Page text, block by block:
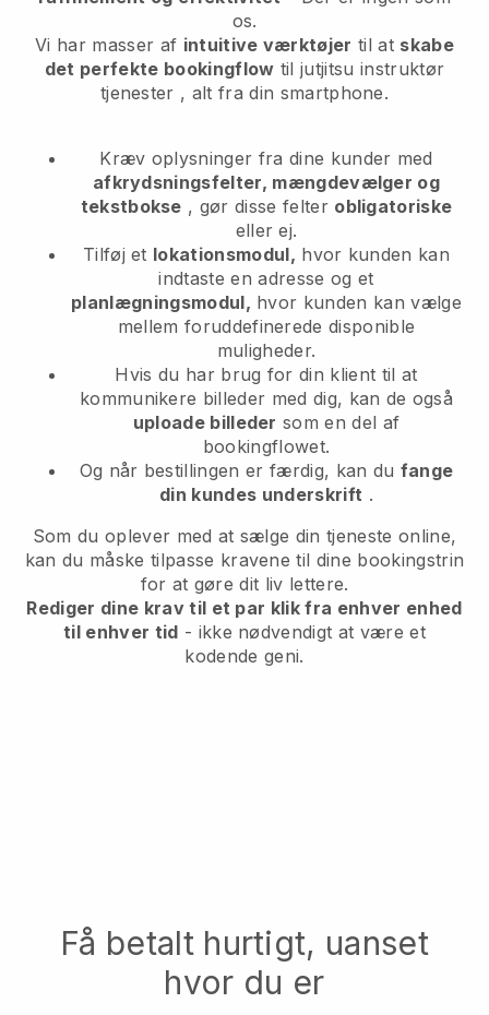
os.
Vi har masser af intuitive værktøjer til at skabe
det perfekte bookingflow til jutjitsu instruktør
tjenester , alt fra din smartphone.
Kræv oplysninger fra dine kunder med
afkrydsningsfelter, mængdevælger og
tekstbokse , gør disse felter obligatoriske
eller ej.
Tilføj et lokationsmodul, hvor kunden kan
indtaste en adresse og et
planlægningsmodul, hvor kunden kan vælge
mellem foruddefinerede disponible
muligheder.
Hvis du har brug for din klient til at
kommunikere billeder med dig, kan de også
uploade billeder som en del af
bookingflowet.
Og når bestillingen er færdig, kan du fange
din kundes underskrift .
Som du oplever med at sælge din tjeneste online,
kan du måske tilpasse kravene til dine bookingstrin
for at gøre dit liv lettere.
Rediger dine krav til et par klik fra enhver enhed
til enhver tid - ikke nødvendigt at være et
kodende geni.
Få betalt hurtigt, uanset
hvor du er